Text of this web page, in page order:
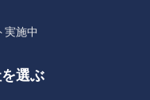
実施中
選ぶ